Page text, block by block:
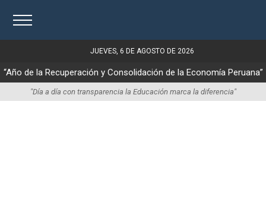
JUEVES, 6 DE AGOSTO DE 2026
“Año de la Recuperación y Consolidación de la Economía Peruana”
"Día a día con transparencia la Educación marca la diferencia"